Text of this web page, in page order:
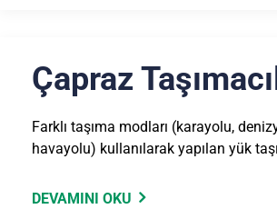
Çapraz
Farklı taşıma modları (karayolu,
havayolu) kullanılarak yapılan yük
DEVAMINI OKU